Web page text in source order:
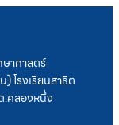
าศาสตร์
โรงเรียนสาธิต
.คลองหนึ่ง